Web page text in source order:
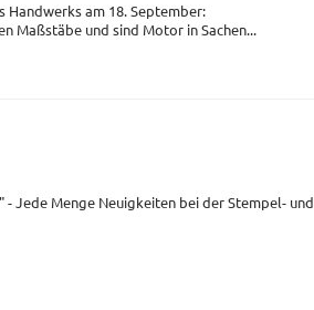
Handwerks am 18. September:
Maßstäbe und sind Motor in Sachen...
Jede Menge Neuigkeiten bei der Stempel- und